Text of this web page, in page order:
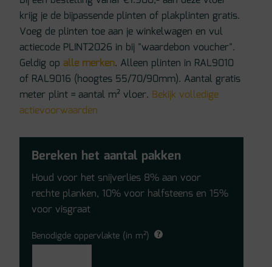
krijg je de bijpassende plinten of plakplinten gratis.
Voeg de plinten toe aan je winkelwagen en vul
actiecode PLINT2026 in bij "waardebon voucher".
Geldig opalle merken. Alleen plinten in RAL9010
of RAL9016 (hoogtes 55/70/90mm). Aantal gratis
meter plint = aantal m² vloer. Bekijk volledige
actievoorwaarden
Bereken het aantal pakken
Houd voor het snijverlies 8% aan voor
rechte planken, 10% voor halfsteens en 15%
voor visgraat
Benodigde oppervlakte (in m²)